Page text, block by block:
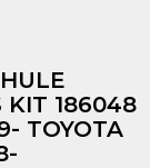
KIT 186048
TOYOTA